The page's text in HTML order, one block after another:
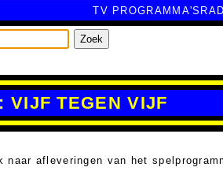
TV PROGRAMMA'S
Zoek
VIJF TEGEN VIJF
naar afleveringen van het